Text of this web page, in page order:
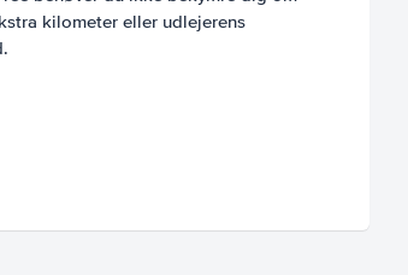
kilometer eller udlejerens